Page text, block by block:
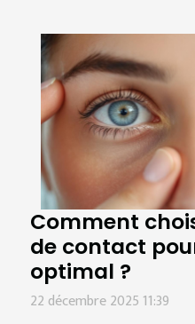
Comment
de contact
optimal ?
22 décembre 2025 11:39